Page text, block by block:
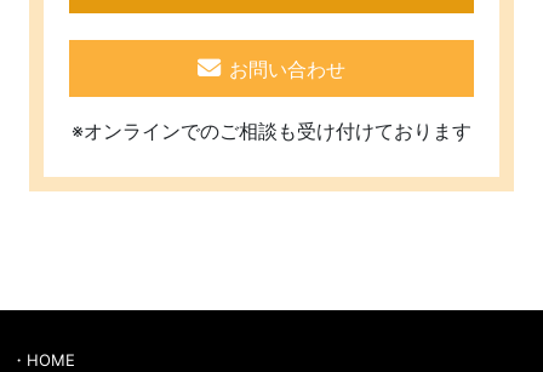
お問い合わせ
※オンラインでのご相談も受け付けております
HOME